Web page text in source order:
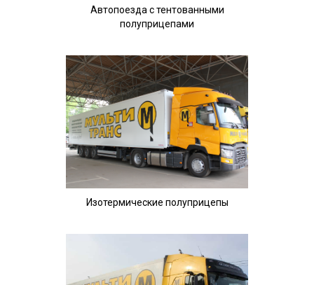
Автопоезда с тентованными
полуприцепами
Изотермические полуприцепы